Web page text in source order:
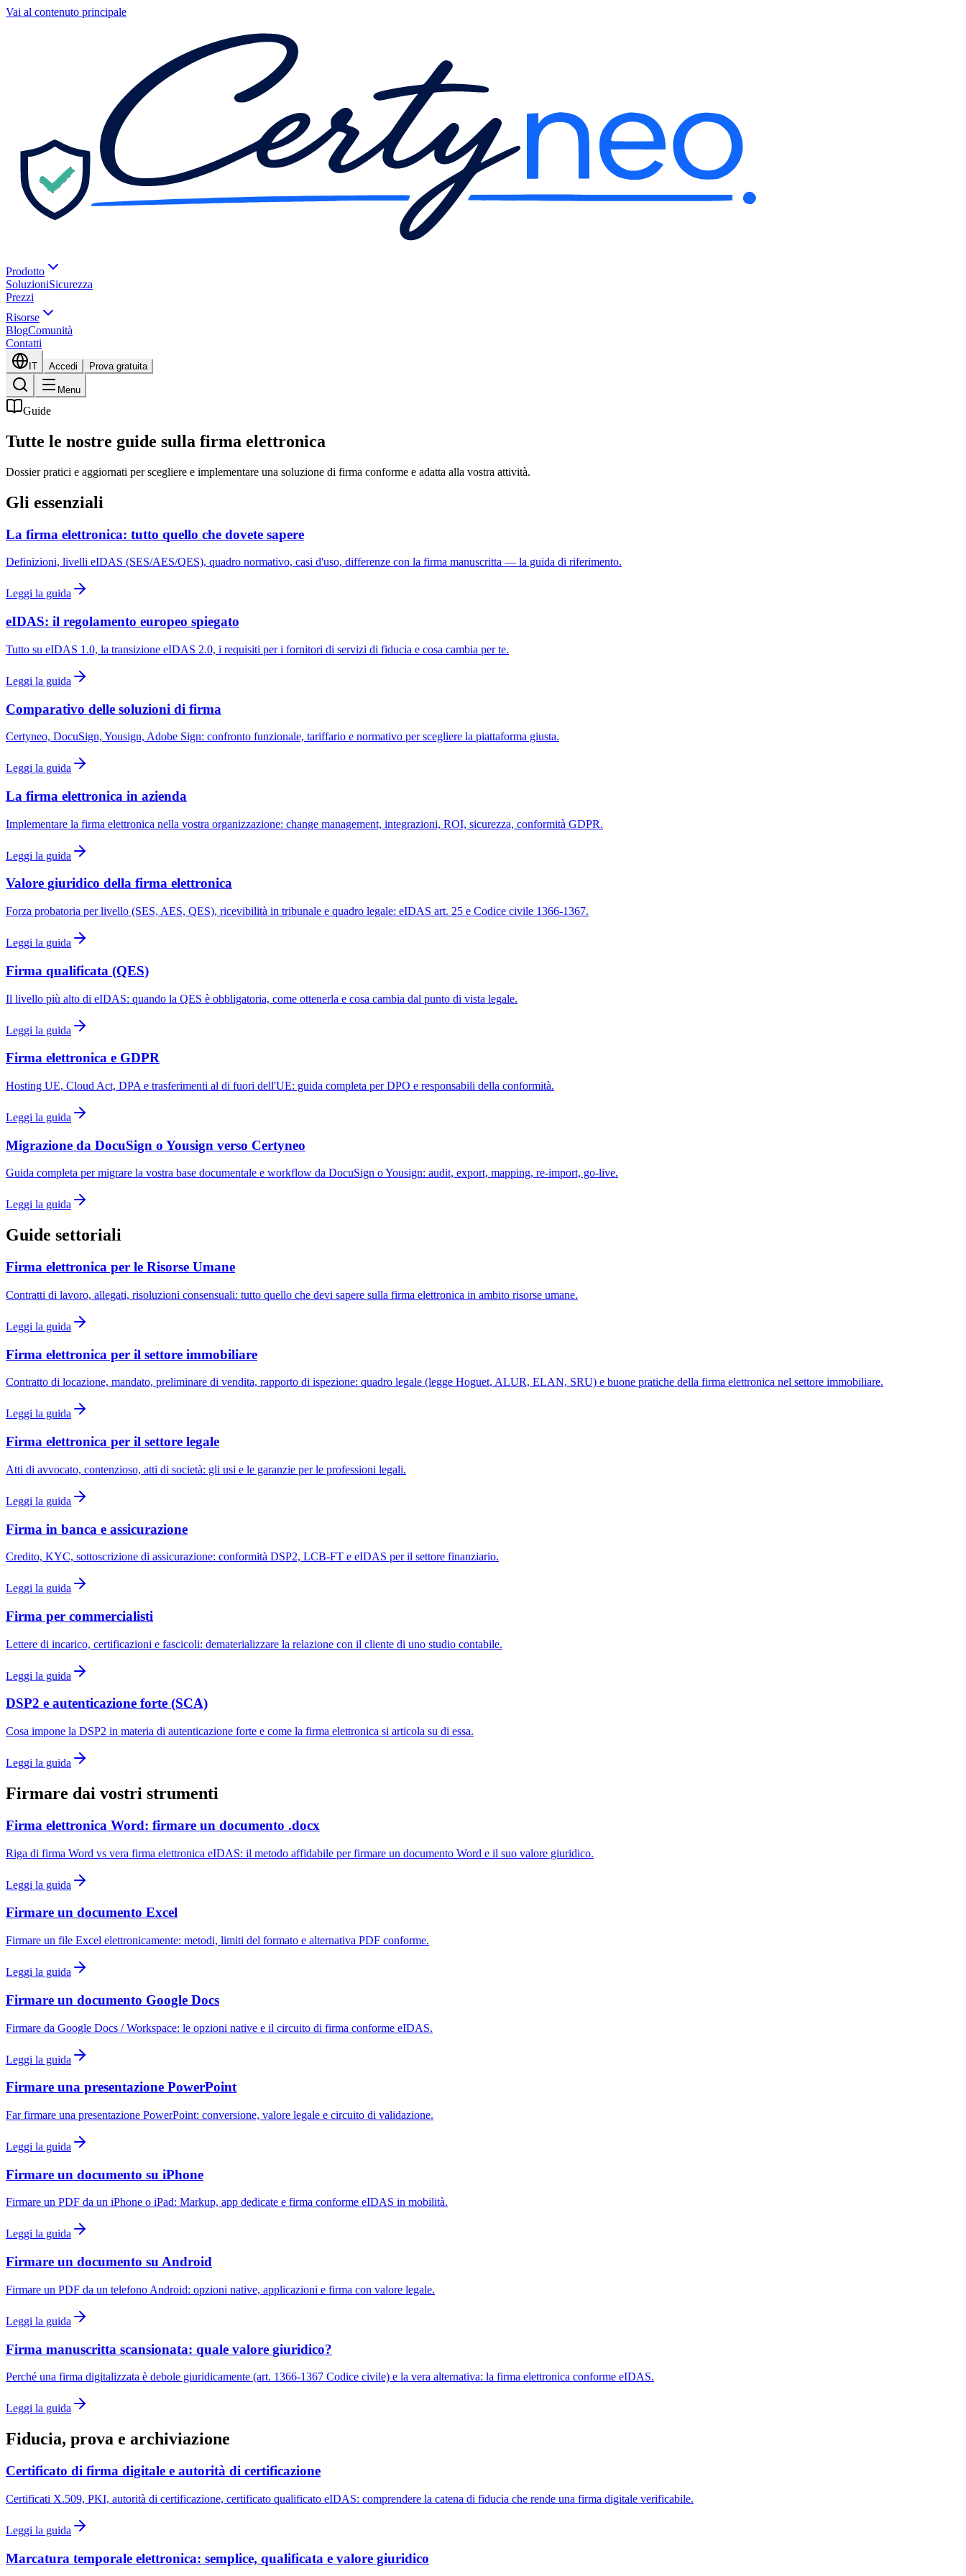
Vai al contenuto principale
Prodotto
SoluzioniSicurezza
Prezzi
Risorse
BlogComunità
Contatti
IT Accedi Prova gratuita
Menu
Guide
Tutte le nostre guide sulla firma elettronica
Dossier pratici e aggiornati per scegliere e implementare una soluzione di firma conforme e adatta alla vostra attività.
Gli essenziali
La firma elettronica: tutto quello che dovete sapere
Definizioni, livelli eIDAS (SES/AES/QES), quadro normativo, casi d'uso, differenze con la firma manuscritta — la guida di riferimento.
Leggi la guida
eIDAS: il regolamento europeo spiegato
Tutto su eIDAS 1.0, la transizione eIDAS 2.0, i requisiti per i fornitori di servizi di fiducia e cosa cambia per te.
Leggi la guida
Comparativo delle soluzioni di firma
Certyneo, DocuSign, Yousign, Adobe Sign: confronto funzionale, tariffario e normativo per scegliere la piattaforma giusta.
Leggi la guida
La firma elettronica in azienda
Implementare la firma elettronica nella vostra organizzazione: change management, integrazioni, ROI, sicurezza, conformità GDPR.
Leggi la guida
Valore giuridico della firma elettronica
Forza probatoria per livello (SES, AES, QES), ricevibilità in tribunale e quadro legale: eIDAS art. 25 e Codice civile 1366-1367.
Leggi la guida
Firma qualificata (QES)
Il livello più alto di eIDAS: quando la QES è obbligatoria, come ottenerla e cosa cambia dal punto di vista legale.
Leggi la guida
Firma elettronica e GDPR
Hosting UE, Cloud Act, DPA e trasferimenti al di fuori dell'UE: guida completa per DPO e responsabili della conformità.
Leggi la guida
Migrazione da DocuSign o Yousign verso Certyneo
Guida completa per migrare la vostra base documentale e workflow da DocuSign o Yousign: audit, export, mapping, re-import, go-live.
Leggi la guida
Guide settoriali
Firma elettronica per le Risorse Umane
Contratti di lavoro, allegati, risoluzioni consensuali: tutto quello che devi sapere sulla firma elettronica in ambito risorse umane.
Leggi la guida
Firma elettronica per il settore immobiliare
Contratto di locazione, mandato, preliminare di vendita, rapporto di ispezione: quadro legale (legge Hoguet, ALUR, ELAN, SRU) e buone pratiche della firma elettronica nel settore immobiliare.
Leggi la guida
Firma elettronica per il settore legale
Atti di avvocato, contenzioso, atti di società: gli usi e le garanzie per le professioni legali.
Leggi la guida
Firma in banca e assicurazione
Credito, KYC, sottoscrizione di assicurazione: conformità DSP2, LCB-FT e eIDAS per il settore finanziario.
Leggi la guida
Firma per commercialisti
Lettere di incarico, certificazioni e fascicoli: dematerializzare la relazione con il cliente di uno studio contabile.
Leggi la guida
DSP2 e autenticazione forte (SCA)
Cosa impone la DSP2 in materia di autenticazione forte e come la firma elettronica si articola su di essa.
Leggi la guida
Firmare dai vostri strumenti
Firma elettronica Word: firmare un documento .docx
Riga di firma Word vs vera firma elettronica eIDAS: il metodo affidabile per firmare un documento Word e il suo valore giuridico.
Leggi la guida
Firmare un documento Excel
Firmare un file Excel elettronicamente: metodi, limiti del formato e alternativa PDF conforme.
Leggi la guida
Firmare un documento Google Docs
Firmare da Google Docs / Workspace: le opzioni native e il circuito di firma conforme eIDAS.
Leggi la guida
Firmare una presentazione PowerPoint
Far firmare una presentazione PowerPoint: conversione, valore legale e circuito di validazione.
Leggi la guida
Firmare un documento su iPhone
Firmare un PDF da un iPhone o iPad: Markup, app dedicate e firma conforme eIDAS in mobilità.
Leggi la guida
Firmare un documento su Android
Firmare un PDF da un telefono Android: opzioni native, applicazioni e firma con valore legale.
Leggi la guida
Firma manuscritta scansionata: quale valore giuridico?
Perché una firma digitalizzata è debole giuridicamente (art. 1366-1367 Codice civile) e la vera alternativa: la firma elettronica conforme eIDAS.
Leggi la guida
Fiducia, prova e archiviazione
Certificato di firma digitale e autorità di certificazione
Certificati X.509, PKI, autorità di certificazione, certificato qualificato eIDAS: comprendere la catena di fiducia che rende una firma digitale verificabile.
Leggi la guida
Marcatura temporale elettronica: semplice, qualificata e valore giuridico